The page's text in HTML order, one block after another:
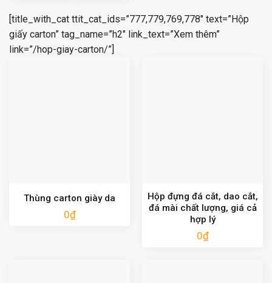
[title_with_cat ttit_cat_ids=”777,779,769,778″ text=”Hộp
giấy carton” tag_name=”h2″ link_text=”Xem thêm”
link=”/hop-giay-carton/”]
Thùng carton giày da
0₫
Hộp đựng đá cắt, dao cắt,
đá mài chất lượng, giá cả
hợp lý
0₫